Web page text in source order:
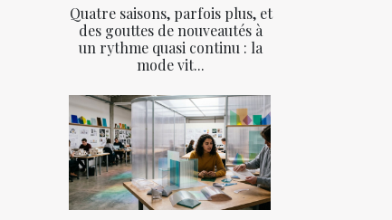
Quatre saisons, parfois plus, et
des gouttes de nouveautés à
un rythme quasi continu : la
mode vit...